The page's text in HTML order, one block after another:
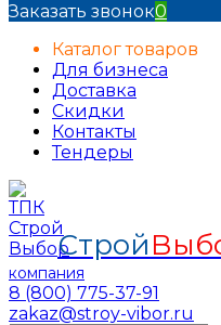
Заказать звонок0
Каталог товаров
Для бизнеса
Доставка
Скидки
Контакты
Тендеры
Строй
компания
8 (800) 775-37-91
zakaz@stroy-vibor.ru